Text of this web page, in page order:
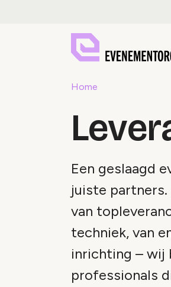
Home
Een geslaagd
juiste
van
techniek, van
inrichting – wij
professionals